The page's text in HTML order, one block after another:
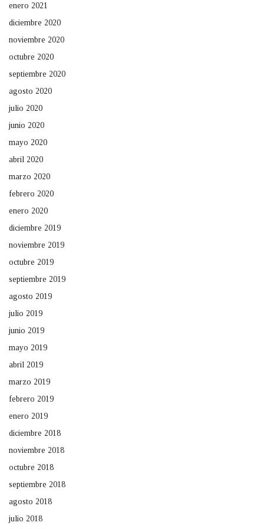
enero 2021
diciembre 2020
noviembre 2020
octubre 2020
septiembre 2020
agosto 2020
julio 2020
junio 2020
mayo 2020
abril 2020
marzo 2020
febrero 2020
enero 2020
diciembre 2019
noviembre 2019
octubre 2019
septiembre 2019
agosto 2019
julio 2019
junio 2019
mayo 2019
abril 2019
marzo 2019
febrero 2019
enero 2019
diciembre 2018
noviembre 2018
octubre 2018
septiembre 2018
agosto 2018
julio 2018